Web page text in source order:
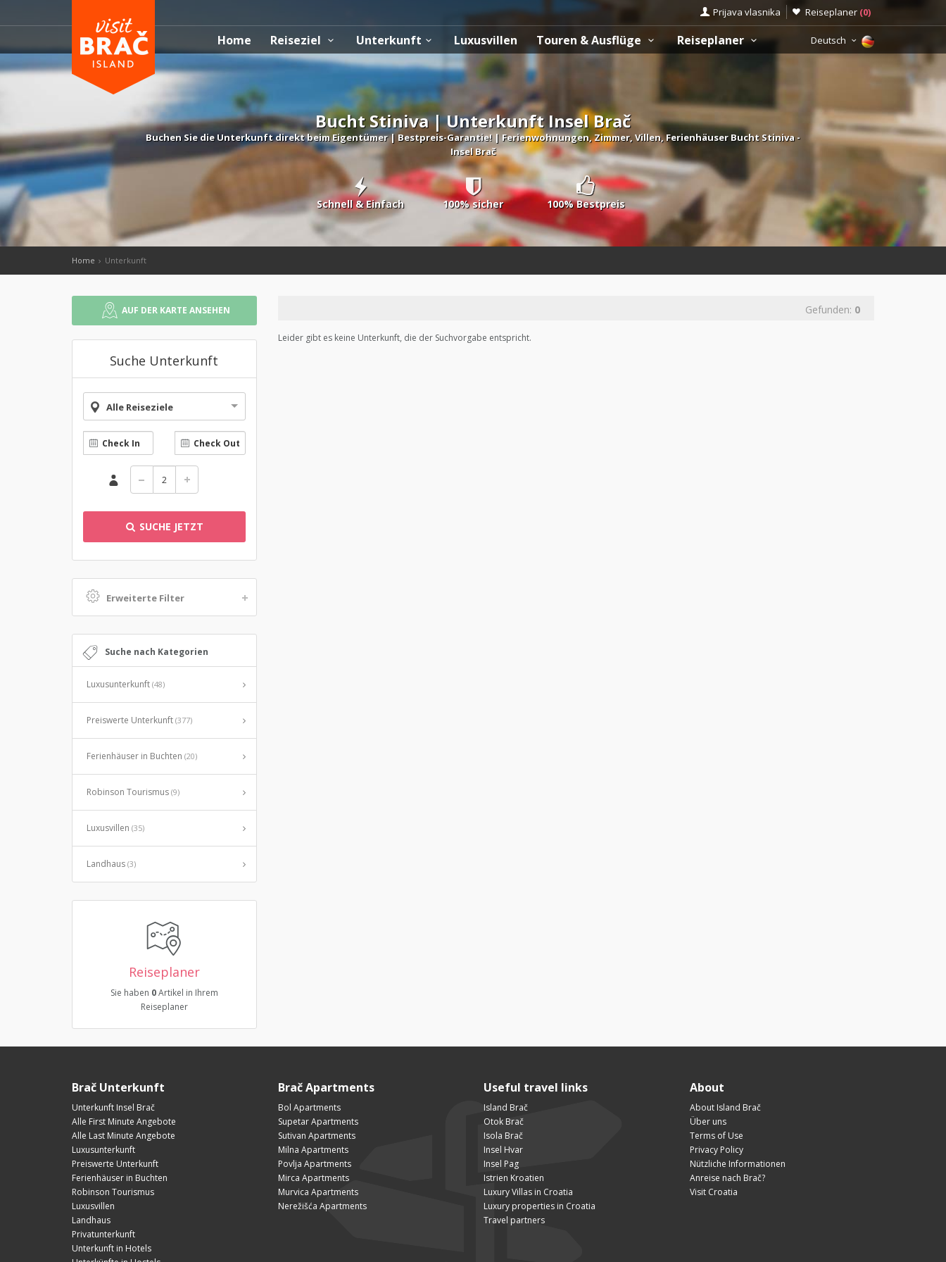
Prijava vlasnika Reiseplaner (0)
Home Reiseziel Unterkunft Luxusvillen Touren & Ausflüge Reiseplaner Deutsch
Bucht Stiniva | Unterkunft Insel Brač
Buchen Sie die Unterkunft direkt beim Eigentümer | Bestpreis-Garantie! | Ferienwohnungen, Zimmer, Villen, Ferienhäuser Bucht Stiniva -
Insel Brač
Schnell & Einfach 100% sicher 100% Bestpreis
Home Unterkunft
AUF DER KARTE ANSEHEN
Suche Unterkunft
Alle Reiseziele
SUCHE JETZT
Erweiterte Filter
Suche nach Kategorien
Luxusunterkunft (48)
Preiswerte Unterkunft (377)
Ferienhäuser in Buchten (20)
Robinson Tourismus (9)
Luxusvillen (35)
Landhaus (3)
Reiseplaner
Sie haben 0Artikel in Ihrem
Reiseplaner
Gefunden: 0
Leider gibt es keine Unterkunft, die der Suchvorgabe entspricht.
Brač Unterkunft
Unterkunft Insel Brač
Alle First Minute Angebote
Alle Last Minute Angebote
Luxusunterkunft
Preiswerte Unterkunft
Ferienhäuser in Buchten
Robinson Tourismus
Luxusvillen
Landhaus
Privatunterkunft
Unterkunft in Hotels
Brač Apartments
Bol Apartments
Supetar Apartments
Sutivan Apartments
Milna Apartments
Povlja Apartments
Mirca Apartments
Murvica Apartments
Nerežišća Apartments
Useful travel links
Island Brač
Otok Brač
Isola Brač
Insel Hvar
Insel Pag
Istrien Kroatien
Luxury Villas in Croatia
Luxury properties in Croatia
Travel partners
About
About Island Brač
Über uns
Terms of Use
Privacy Policy
Nützliche Informationen
Anreise nach Brač?
Visit Croatia